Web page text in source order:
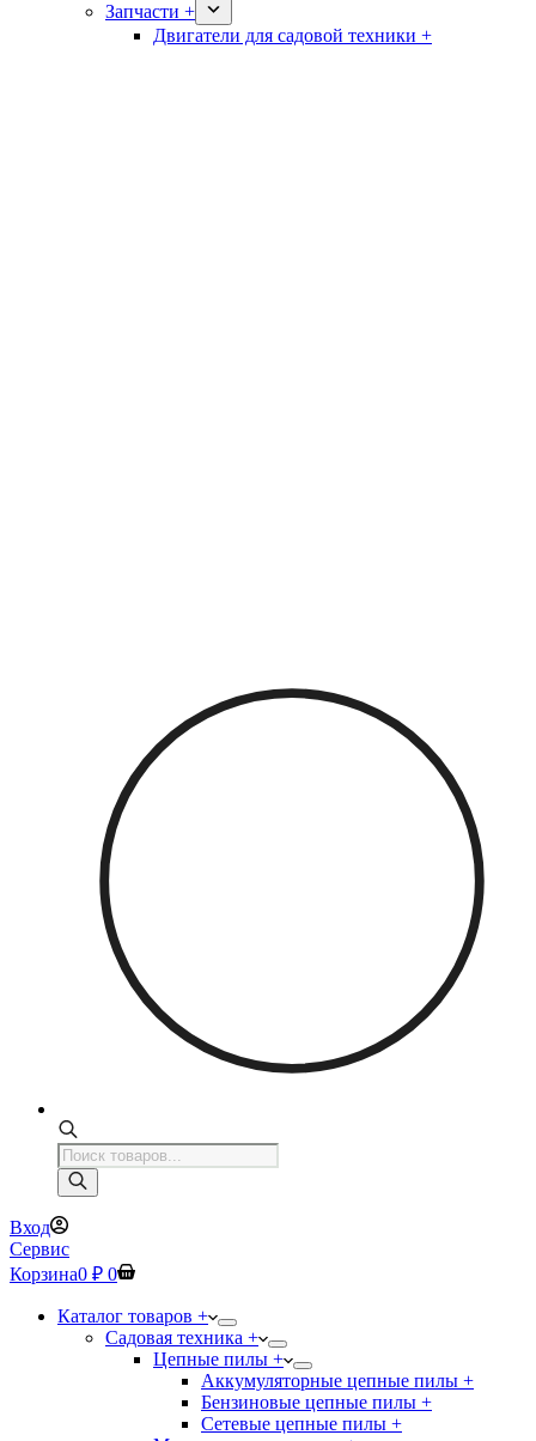
Запчасти +
Двигатели для садовой техники +
Поиск
товаров
Вход
Сервис
Корзина0 ₽ 0
Каталог товаров +
Садовая техника +
Цепные пилы +
Аккумуляторные цепные пилы +
Бензиновые цепные пилы +
Сетевые цепные пилы +